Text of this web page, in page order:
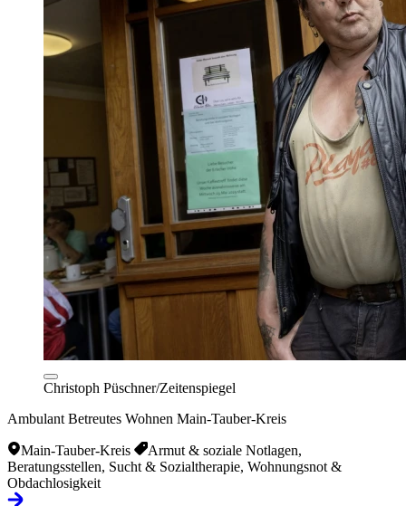
Christoph Püschner/Zeitenspiegel
Ambulant Betreutes Wohnen Main-Tauber-Kreis
Main-Tauber-Kreis
Armut & soziale Notlagen,
Beratungsstellen, Sucht & Sozialtherapie, Wohnungsnot &
Obdachlosigkeit